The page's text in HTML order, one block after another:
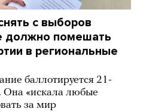
с выборов
должно помешать
в региональные
баллотируется 21-
«искала любые
за мир